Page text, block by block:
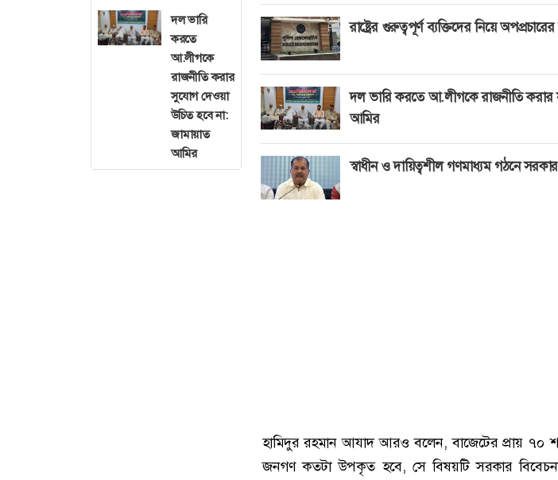
দল ভারি
করতে
আ.লীগকে
রাজনীতি করার
সুযোগ দেওয়া
উচিত হবে না:
জামায়াত
আমির
রাষ্ট্রের গুরুত্বপূর্ণ ব্যক্তিদের নিয়ে
দল ভারি করতে আ.লীগকে রাজনীতি করার
আমির
স্বাধীন ও দায়িত্বশীল গণমাধ্যম গঠনে সরকার
হামিদুর রহমান আযাদ আরও বলেন, বাজেটের প্রায় ৭০
জনগণ কতটা উপকৃত হবে, সে বিষয়টি সরকার